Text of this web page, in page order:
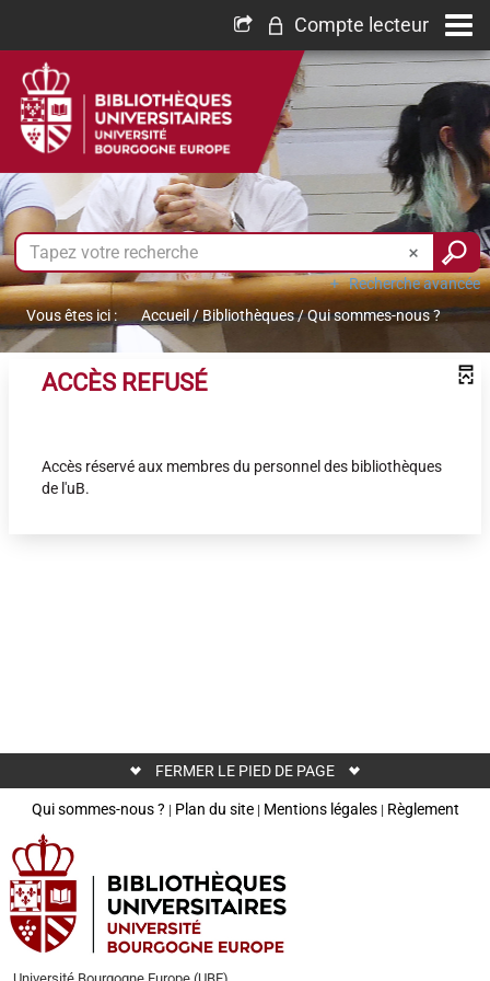
Compte lecteur
Recherche avancée
Vous êtes ici :
Accueil /Bibliothèques/Qui sommes-nous ?
ACCÈS REFUSÉ
Accès réservé aux membres du personnel des bibliothèques
de l'uB.
FERMER LE PIED DE PAGE
Qui sommes-nous ? | Plan du site| Mentions légales| Règlement